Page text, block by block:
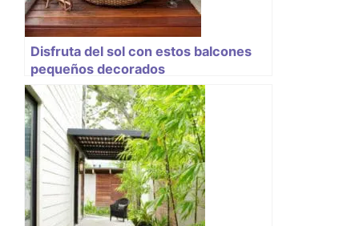
Disfruta del sol con estos balcones
pequeños decorados